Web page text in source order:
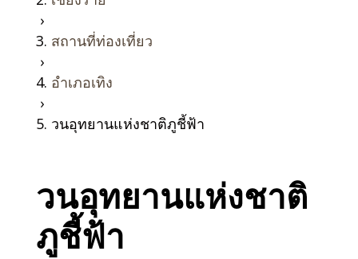
›
สถานที่ท่องเที่ยว
›
อำเภอเทิง
›
วนอุทยานแห่งชาติภูชี้ฟ้า
วนอุทยานแห่งชาติ
ภูชี้ฟ้า